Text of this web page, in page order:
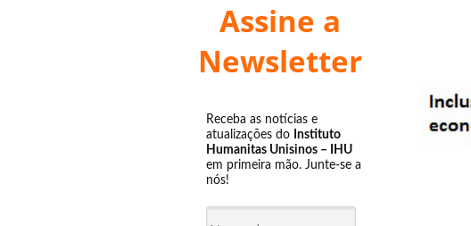
Assine a
Newsletter
Receba as notícias e
atualizações do Instituto
Humanitas Unisinos – IHU
em primeira mão. Junte-se a
nós!